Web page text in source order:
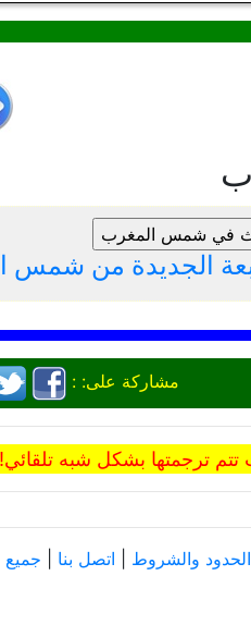
الجديدة من شمس
مشاركة على: :
ترجمتها بشكل شبه تلقائي!
الحدود والشروط اتصل بنا جميع